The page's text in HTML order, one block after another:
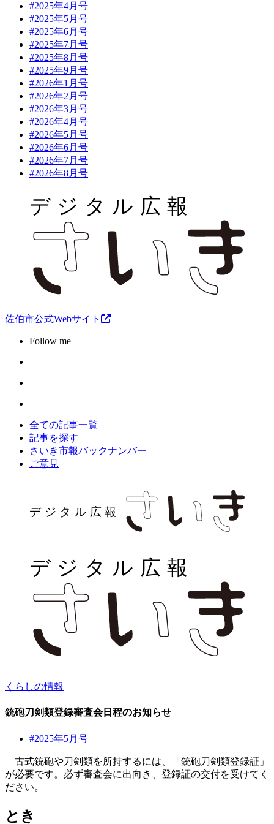
#2025年4月号
#2025年5月号
#2025年6月号
#2025年7月号
#2025年8月号
#2025年9月号
#2026年1月号
#2026年2月号
#2026年3月号
#2026年4月号
#2026年5月号
#2026年6月号
#2026年7月号
#2026年8月号
佐伯市公式Webサイト
Follow me
全ての記事一覧
記事を探す
さいき市報バックナンバー
ご意見
くらしの情報
銃砲刀剣類登録審査会日程のお知らせ
#2025年5月号
古式銃砲や刀剣類を所持するには、「銃砲刀剣類登録証」
が必要です。必ず審査会に出向き、登録証の交付を受けてく
ださい。
とき